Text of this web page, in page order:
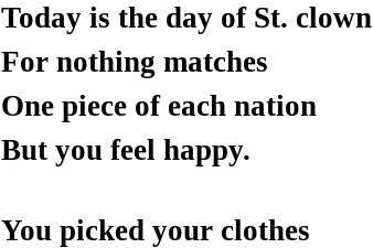
Today is the day of St. clown
For nothing matches
One piece of each nation
But you feel happy.
You picked your clothes